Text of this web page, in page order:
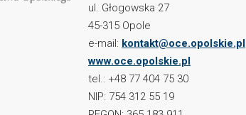
ul. Głogowska 27
45-315 Opole
e-mail: kontakt@oce.opolskie.pl
www.oce.opolskie.pl
tel.: +48 77 404 75 30
NIP: 754 312 55 19